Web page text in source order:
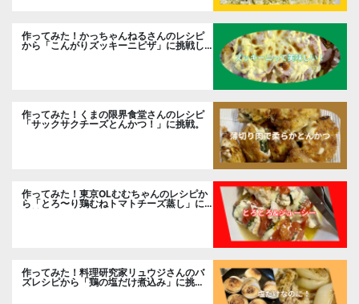
作ってみた！かっちゃんねるさんのレシピ
から「こんがりズッキーニピザ」に挑戦し
ました。
作ってみた！くまの限界食堂さんのレシピ
「サックサクチーズとんかつ！」に挑戦。
作ってみた！東京OLむむちゃんのレシピか
ら「とろ〜り鶏むねトマトチーズ蒸し」に
挑戦
作ってみた！料理研究家リュウジさんのバ
ズレシピから「鶏の塩だけ煮込み」に挑